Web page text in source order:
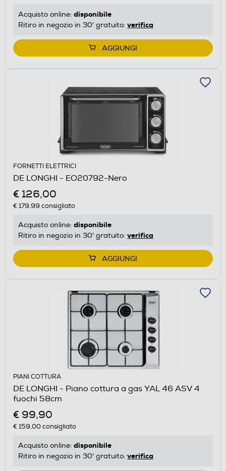
Acquisto online: disponibile
Ritiro in negozio in 30' gratuito: verifica
AGGIUNGI
FORNETTI ELETTRICI
DE LONGHI - EO20792-Nero
€ 126,00
€ 179,99 consigliato
Acquisto online: disponibile
Ritiro in negozio in 30' gratuito: verifica
AGGIUNGI
PIANI COTTURA
DE LONGHI - Piano cottura a gas YAL 46 ASV 4
fuochi 58cm
€ 99,90
€ 159,00consigliato
Acquisto online: disponibile
Ritiro in negozio in 30' gratuito: verifica